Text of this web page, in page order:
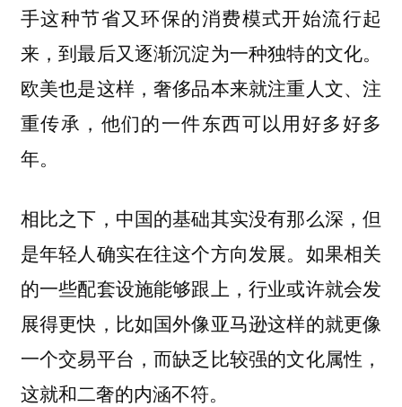
手这种节省又环保的消费模式开始流行起
来，到最后又逐渐沉淀为一种独特的文化。
欧美也是这样，奢侈品本来就注重人文、注
重传承，他们的一件东西可以用好多好多
年。
相比之下，中国的基础其实没有那么深，但
是年轻人确实在往这个方向发展。如果相关
的一些配套设施能够跟上，行业或许就会发
展得更快，比如国外像亚马逊这样的就更像
一个交易平台，而缺乏比较强的文化属性，
这就和二奢的内涵不符。